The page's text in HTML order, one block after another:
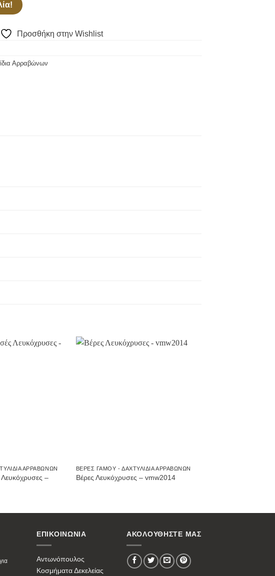
Προσθήκη στην Wishlist
Αρραβώνων
ΑΡΡΑΒΏΝΩΝ
–
ΒΈΡΕΣ ΓΆΜΟΥ - ΔΑΧΤΥΛΊΔΙΑ ΑΡΡΑΒΏΝΩΝ
Βέρες Λευκόχρυσες – vmw2014
ΕΠΙΚΟΙΝΩΝΙΑ
Αντωνόπουλος
Κοσμήματα Δεκελείας
ΑΚΟΛΟΥΘΗΣΤΕ ΜΑΣ